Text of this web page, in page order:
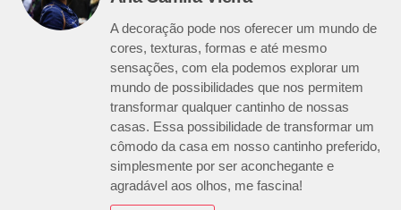
A decoração pode nos oferecer um mundo de
cores, texturas, formas e até mesmo
sensações, com ela podemos explorar um
mundo de possibilidades que nos permitem
transformar qualquer cantinho de nossas
casas. Essa possibilidade de transformar um
cômodo da casa em nosso cantinho preferido,
simplesmente por ser aconchegante e
agradável aos olhos, me fascina!